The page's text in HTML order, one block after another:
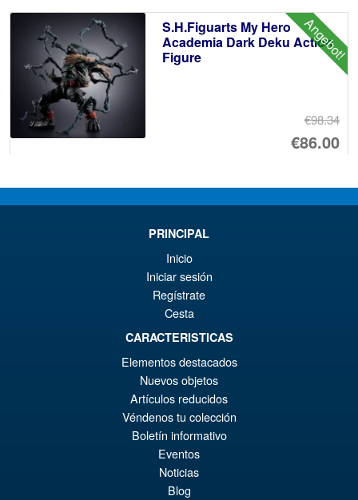
Angebot!
S.H.Figuarts My Hero
Academia Dark Deku Action
Figure
€98.34
€86.00
S.H. Figuarts Dragon Ball Z
Legendary ) Reissue
VORBESTELLUNGEN
S.H.Figuarts Dragon Ball Z
Gohan ( Z-Fighters Group
Base Ver. A ) Action Figure
PRINCIPAL
Inicio
Iniciar sesión
Regístrate
Cesta
CARACTERISTICAS
Elementos destacados
Nuevos objetos
Artículos reducidos
Véndenos tu colección
Boletín informativo
Eventos
Noticias
Blog